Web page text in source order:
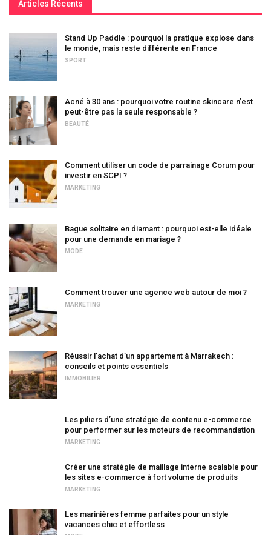
Articles Récents
Stand Up Paddle : pourquoi la pratique explose dans
le monde, mais reste différente en France
SPORT
Acné à 30 ans : pourquoi votre routine skincare n’est
peut-être pas la seule responsable ?
BEAUTÉ
Comment utiliser un code de parrainage Corum pour
investir en SCPI ?
MARKETING
Bague solitaire en diamant : pourquoi est-elle idéale
pour une demande en mariage ?
MODE
Comment trouver une agence web autour de moi ?
MARKETING
Réussir l’achat d’un appartement à Marrakech :
conseils et points essentiels
IMMOBILIER
Les piliers d’une stratégie de contenu e-commerce
pour performer sur les moteurs de recommandation
MARKETING
Créer une stratégie de maillage interne scalable pour
les sites e-commerce à fort volume de produits
MARKETING
Les marinières femme parfaites pour un style
vacances chic et effortless